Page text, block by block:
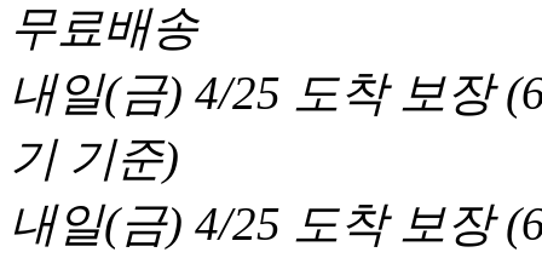
무료배송
내일(금) 4/25 도착 보장(
기 기준)
내일(금) 4/25 도착 보장(